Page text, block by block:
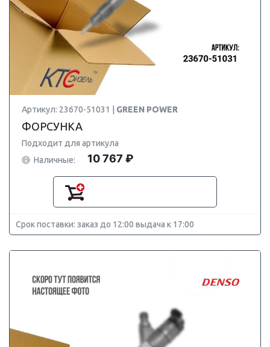
Артикул: 23670-51031 | GREEN POWER
ФОРСУНКА
Подходит для артикула
Наличные:
10 767 ₽
Срок поставки: заказ до 12:00 выдача к 17:00